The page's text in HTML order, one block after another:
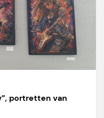
portretten van